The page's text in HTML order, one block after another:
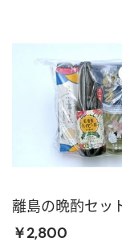
離島の晩酌セッ
￥2,800